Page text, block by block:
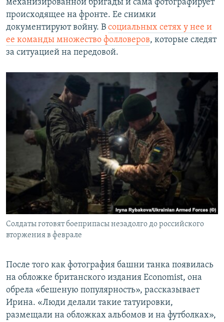
механизированной бригады и сама фотографирует
происходящее на фронте. Ее снимки
документируют войну. В социальных сетях у нее и
ее команды множество фолловеров, которые следят
за ситуацией на передовой.
Солдаты готовят боеприпасы незадолго до российского
вторжения в феврале
После того как фотография башни танка появилась
на обложке британского издания Economist, она
обрела «бешеную популярность», рассказывает
Ирина. «Люди делали такие татуировки,
размещали на обложках альбомов и на футболках»,